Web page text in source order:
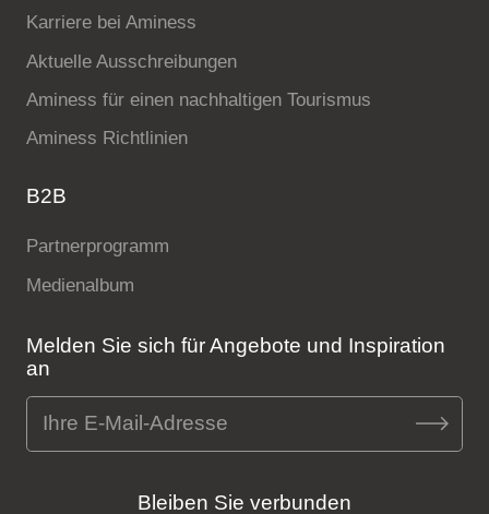
Karriere bei Aminess
Aktuelle Ausschreibungen
Aminess für einen nachhaltigen Tourismus
Aminess Richtlinien
B2B
Partnerprogramm
Medienalbum
Melden Sie sich für Angebote und Inspiration
an
Bleiben Sie verbunden